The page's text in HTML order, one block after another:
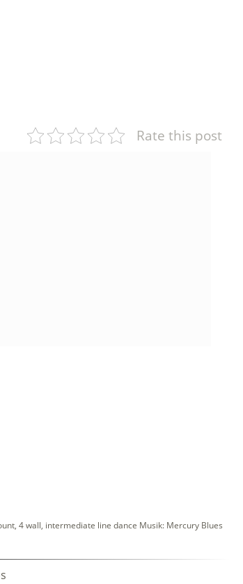
Rate this post
4 wall, intermediate line dance Musik: Mercury Blues